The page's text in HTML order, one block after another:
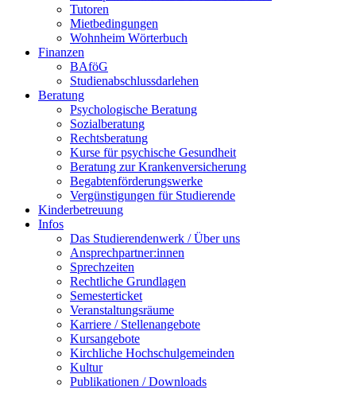
Tutoren
Mietbedingungen
Wohnheim Wörterbuch
Finanzen
BAföG
Studienabschlussdarlehen
Beratung
Psychologische Beratung
Sozialberatung
Rechtsberatung
Kurse für psychische Gesundheit
Beratung zur Krankenversicherung
Begabtenförderungswerke
Vergünstigungen für Studierende
Kinderbetreuung
Infos
Das Studierendenwerk / Über uns
Ansprechpartner:innen
Sprechzeiten
Rechtliche Grundlagen
Semesterticket
Veranstaltungsräume
Karriere / Stellenangebote
Kursangebote
Kirchliche Hochschulgemeinden
Kultur
Publikationen / Downloads